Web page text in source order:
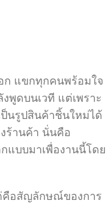
ก แขกทุกคนพร้อมใจ
พูดบนเวที แต่เพราะ
นรูปสินค้าชิ้นใหม่ได้
ร้านค้า นั่นคือ
แบบมาเพื่องานนี้โดย
คือสัญลักษณ์ของการ